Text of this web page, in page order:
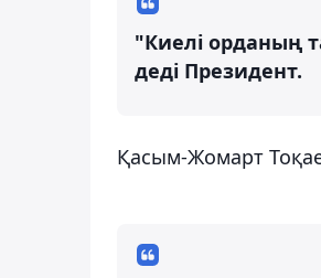
"Киелі орданың
деді Президент.
Қасым-Жомарт